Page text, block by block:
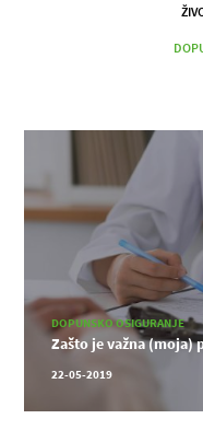
DOPUNSKO OSIGURANJE
Zašto je važna (moja)
22-05-2019